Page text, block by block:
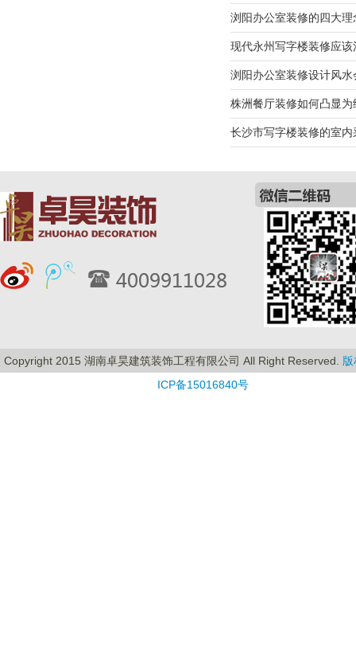
浏阳办公室装修的四大理
现代永州写字楼装修应该
浏阳办公室装修设计风水
株洲餐厅装修如何凸显为
长沙市写字楼装修的室内
Copyright 2015 湖南卓昊建筑装饰工程有限公司 All Right Reserved.
ICP备15016840号